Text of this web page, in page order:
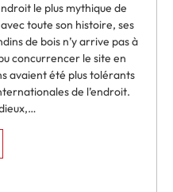
le plus mythique de
toute son histoire, ses
de bois n’y arrive pas à
concurrencer le site en
avaient été plus tolérants
de l’endroit.